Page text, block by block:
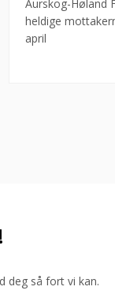
Aurskog-Høland
heldige
april
deg så fort vi kan.